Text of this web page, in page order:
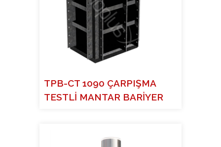
TPB-CT 1090 ÇARPIŞMA
TESTLİ MANTAR BARİYER